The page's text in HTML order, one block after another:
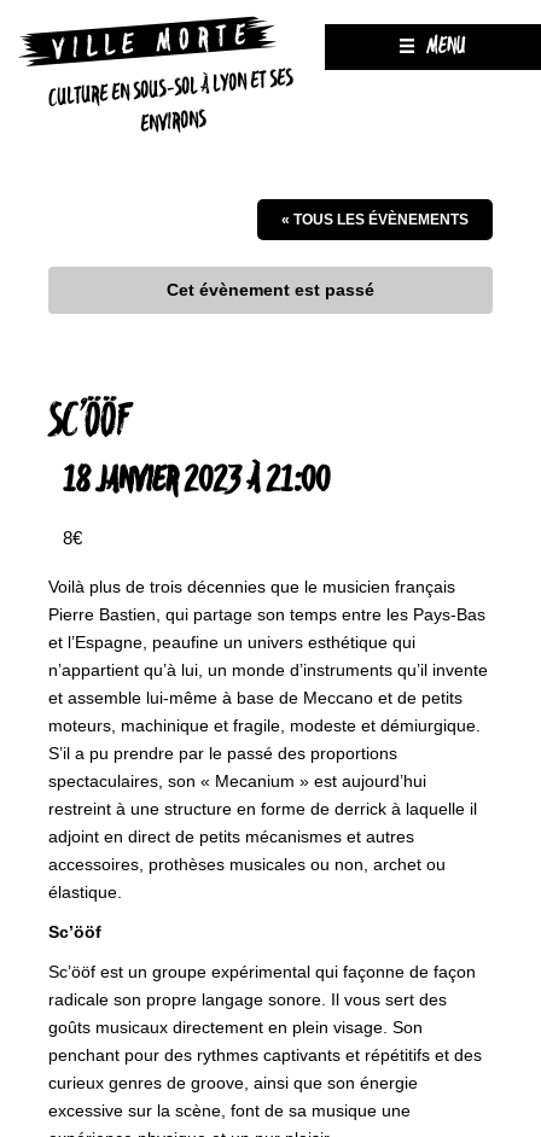
CULTURE EN SOUS-SOL À LYON ET SES
ENVIRONS
MENU
« TOUS LES ÉVÈNEMENTS
Cet évènement est passé
SC’ÖÖF
18 JANVIER 2023 À 21:00
8€
Voilà plus de trois décennies que le musicien français
Pierre Bastien, qui partage son temps entre les Pays-Bas
et l’Espagne, peaufine un univers esthétique qui
n’appartient qu’à lui, un monde d’instruments qu’il invente
et assemble lui-même à base de Meccano et de petits
moteurs, machinique et fragile, modeste et démiurgique.
S’il a pu prendre par le passé des proportions
spectaculaires, son « Mecanium » est aujourd’hui
restreint à une structure en forme de derrick à laquelle il
adjoint en direct de petits mécanismes et autres
accessoires, prothèses musicales ou non, archet ou
élastique.
Sc’ööf
Sc’ööf est un groupe expérimental qui façonne de façon
radicale son propre langage sonore. Il vous sert des
goûts musicaux directement en plein visage. Son
penchant pour des rythmes captivants et répétitifs et des
curieux genres de groove, ainsi que son énergie
excessive sur la scène, font de sa musique une